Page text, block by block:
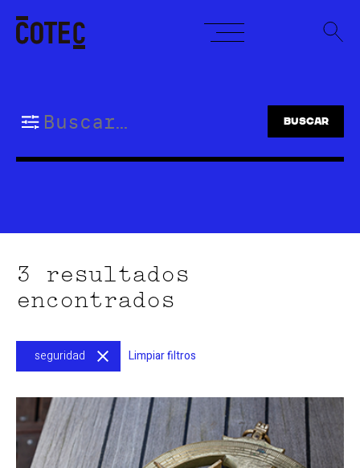
content
3 resultados
encontrados
seguridad Limpiar filtros